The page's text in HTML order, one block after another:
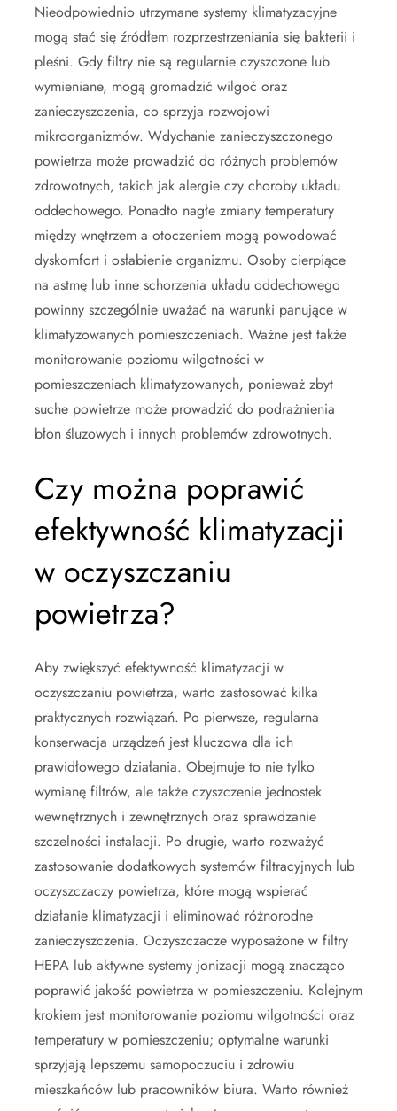
Nieodpowiednio utrzymane systemy klimatyzacyjne
mogą stać się źródłem rozprzestrzeniania się bakterii i
pleśni. Gdy filtry nie są regularnie czyszczone lub
wymieniane, mogą gromadzić wilgoć oraz
zanieczyszczenia, co sprzyja rozwojowi
mikroorganizmów. Wdychanie zanieczyszczonego
powietrza może prowadzić do różnych problemów
zdrowotnych, takich jak alergie czy choroby układu
oddechowego. Ponadto nagłe zmiany temperatury
między wnętrzem a otoczeniem mogą powodować
dyskomfort i osłabienie organizmu. Osoby cierpiące
na astmę lub inne schorzenia układu oddechowego
powinny szczególnie uważać na warunki panujące w
klimatyzowanych pomieszczeniach. Ważne jest także
monitorowanie poziomu wilgotności w
pomieszczeniach klimatyzowanych, ponieważ zbyt
suche powietrze może prowadzić do podrażnienia
błon śluzowych i innych problemów zdrowotnych.
Czy można poprawić
efektywność klimatyzacji
w oczyszczaniu
powietrza?
Aby zwiększyć efektywność klimatyzacji w
oczyszczaniu powietrza, warto zastosować kilka
praktycznych rozwiązań. Po pierwsze, regularna
konserwacja urządzeń jest kluczowa dla ich
prawidłowego działania. Obejmuje to nie tylko
wymianę filtrów, ale także czyszczenie jednostek
wewnętrznych i zewnętrznych oraz sprawdzanie
szczelności instalacji. Po drugie, warto rozważyć
zastosowanie dodatkowych systemów filtracyjnych lub
oczyszczaczy powietrza, które mogą wspierać
działanie klimatyzacji i eliminować różnorodne
zanieczyszczenia. Oczyszczacze wyposażone w filtry
HEPA lub aktywne systemy jonizacji mogą znacząco
poprawić jakość powietrza w pomieszczeniu. Kolejnym
krokiem jest monitorowanie poziomu wilgotności oraz
temperatury w pomieszczeniu; optymalne warunki
sprzyjają lepszemu samopoczuciu i zdrowiu
mieszkańców lub pracowników biura. Warto również